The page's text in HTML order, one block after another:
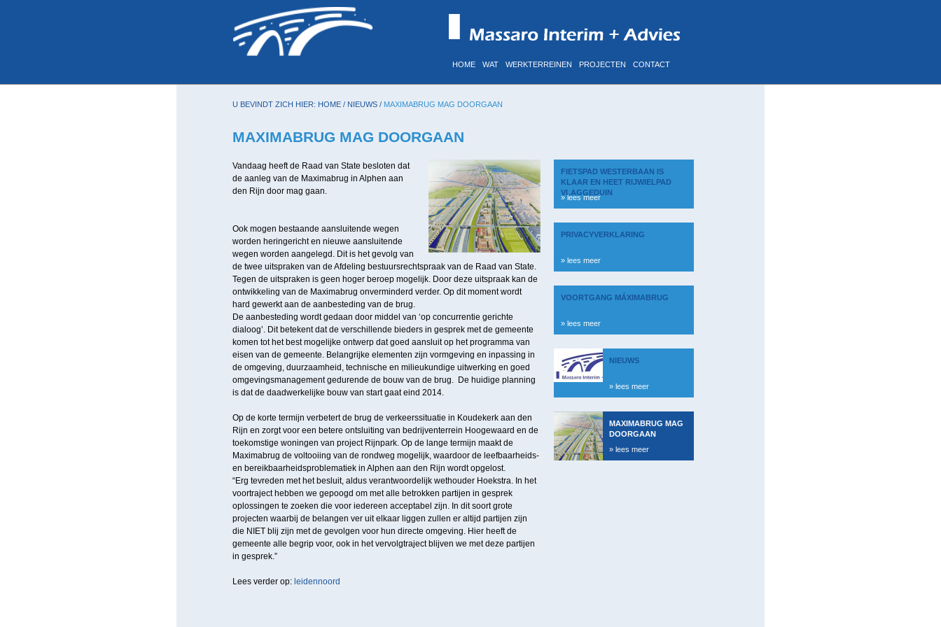
HOME WAT WERKTERREINEN PROJECTEN CONTACT
U BEVINDT ZICH HIER: HOME / NIEUWS / MAXIMABRUG MAG DOORGAAN
MAXIMABRUG MAG DOORGAAN
Vandaag heeft de Raad van State besloten dat
de aanleg van de Maximabrug in Alphen aan
den Rijn door mag gaan.
Ook mogen bestaande aansluitende wegen
worden heringericht en nieuwe aansluitende
wegen worden aangelegd. Dit is het gevolg van
de twee uitspraken van de Afdeling bestuursrechtspraak van de Raad van State.
Tegen de uitspraken is geen hoger beroep mogelijk. Door deze uitspraak kan de
ontwikkeling van de Maximabrug onverminderd verder. Op dit moment wordt
hard gewerkt aan de aanbesteding van de brug.
De aanbesteding wordt gedaan door middel van ‘op concurrentie gerichte
dialoog’. Dit betekent dat de verschillende bieders in gesprek met de gemeente
komen tot het best mogelijke ontwerp dat goed aansluit op het programma van
eisen van de gemeente. Belangrijke elementen zijn vormgeving en inpassing in
de omgeving, duurzaamheid, technische en milieukundige uitwerking en goed
omgevingsmanagement gedurende de bouw van de brug. De huidige planning
is dat de daadwerkelijke bouw van start gaat eind 2014.
Op de korte termijn verbetert de brug de verkeerssituatie in Koudekerk aan den
Rijn en zorgt voor een betere ontsluiting van bedrijventerrein Hoogewaard en de
toekomstige woningen van project Rijnpark. Op de lange termijn maakt de
Maximabrug de voltooiing van de rondweg mogelijk, waardoor de leefbaarheids-
en bereikbaarheidsproblematiek in Alphen aan den Rijn wordt opgelost.
“Erg tevreden met het besluit, aldus verantwoordelijk wethouder Hoekstra. In het
voortraject hebben we gepoogd om met alle betrokken partijen in gesprek
oplossingen te zoeken die voor iedereen acceptabel zijn. In dit soort grote
projecten waarbij de belangen ver uit elkaar liggen zullen er altijd partijen zijn
die NIET blij zijn met de gevolgen voor hun directe omgeving. Hier heeft de
gemeente alle begrip voor, ook in het vervolgtraject blijven we met deze partijen
in gesprek.”
Lees verder op: leidennoord
FIETSPAD WESTERBAAN IS
KLAAR EN HEET RIJWIELPAD
VLAGGEDUIN
» lees meer
PRIVACYVERKLARING
» lees meer
VOORTGANG MÁXIMABRUG
» lees meer
NIEUWS
» lees meer
MAXIMABRUG MAG
DOORGAAN
» lees meer